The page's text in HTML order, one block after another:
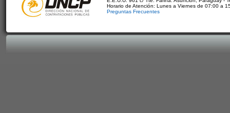
Horario de Atención: Lunes a Viernes de 07:00 a
Preguntas Frecuentes